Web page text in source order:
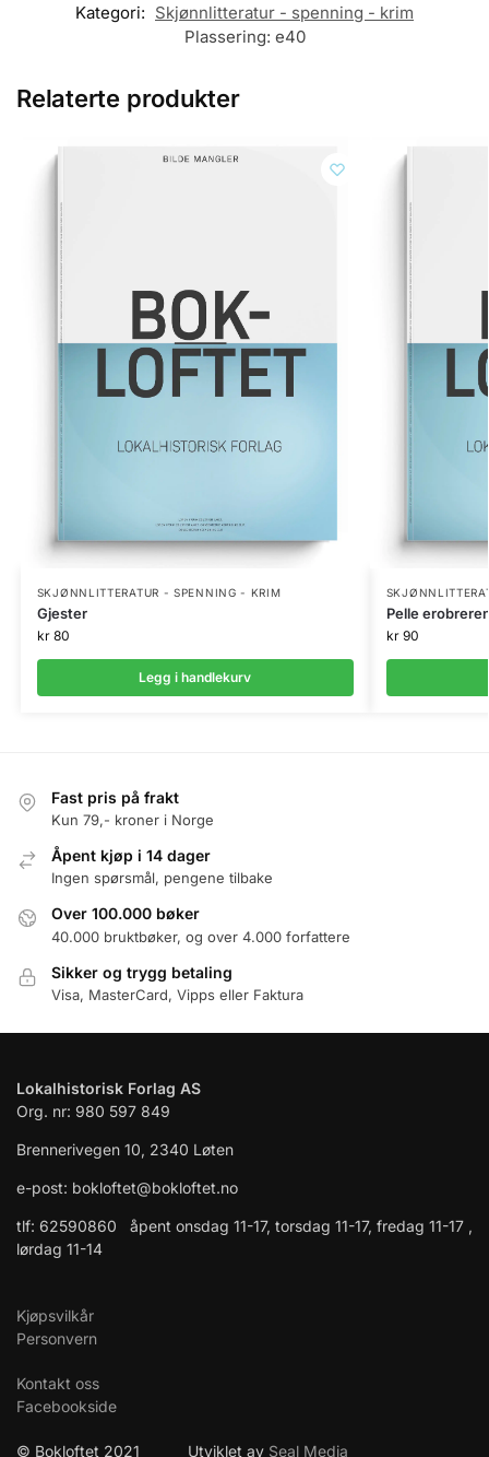
Kategori: Skjønnlitteratur - spenning - krim
Plassering: e40
Relaterte produkter
SKJØNNLITTERATUR - SPENNING - KRIM
Gjester
kr80
Legg i handlekurv
Pelle
kr90
Fast pris på frakt
Kun 79,- kroner i Norge
Åpent kjøp i 14 dager
Ingen spørsmål, pengene tilbake
Over 100.000 bøker
40.000 bruktbøker, og over 4.000 forfattere
Sikker og trygg betaling
Visa, MasterCard, Vipps eller Faktura
Lokalhistorisk Forlag AS
Org. nr: 980 597 849
Brennerivegen 10, 2340 Løten
e-post: bokloftet@bokloftet.no
tlf: 62590860 åpent onsdag 11-17, torsdag 11-17, fredag 11-17 ,
lørdag 11-14
Kjøpsvilkår
Personvern
Kontakt oss
Facebookside
© Bokloftet 2021 Utviklet av Seal Media